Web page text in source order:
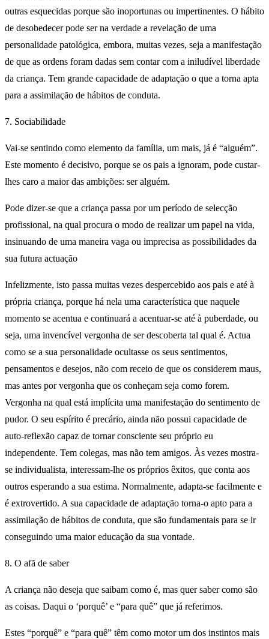
outras esquecidas porque são inoportunas ou impertinentes. O hábito
de desobedecer pode ser na verdade a revelação de uma
personalidade patológica, embora, muitas vezes, seja a manifestação
de que as ordens foram dadas sem contar com a iniludível liberdade
da criança. Tem grande capacidade de adaptação o que a torna apta
para a assimilação de hábitos de conduta.
7. Sociabilidade
Vai-se sentindo como elemento da família, um mais, já é “alguém”.
Este momento é decisivo, porque se os pais a ignoram, pode custar-
lhes caro a maior das ambições: ser alguém.
Pode dizer-se que a criança passa por um período de selecção
profissional, na qual procura o modo de realizar um papel na vida,
insinuando de uma maneira vaga ou imprecisa as possibilidades da
sua futura actuação
Infelizmente, isto passa muitas vezes despercebido aos pais e até à
própria criança, porque há nela uma característica que naquele
momento se acentua e continuará a acentuar-se até à puberdade, ou
seja, uma invencível vergonha de ser descoberta tal qual é. Actua
como se a sua personalidade ocultasse os seus sentimentos,
pensamentos e desejos, não com receio de que os considerem maus,
mas antes por vergonha que os conheçam seja como forem.
Vergonha na qual está implícita uma manifestação do sentimento de
pudor. O seu espírito é precário, ainda não possui capacidade de
auto-reflexão capaz de tornar consciente seu próprio eu
independente. Tem colegas, mas não tem amigos. Às vezes mostra-
se individualista, interessam-lhe os próprios êxitos, que conta aos
outros esperando a sua estima. Normalmente, adapta-se facilmente e
é extrovertido. A sua capacidade de adaptação torna-o apto para a
assimilação de hábitos de conduta, que são fundamentais para se ir
conseguindo uma maior educação da sua vontade.
8. O afã de saber
A criança não deseja que saibam como é, mas quer saber como são
as coisas. Daqui o ‘porquê’ e “para quê” que já referimos.
Estes “porquê” e “para quê” têm como motor um dos instintos mais